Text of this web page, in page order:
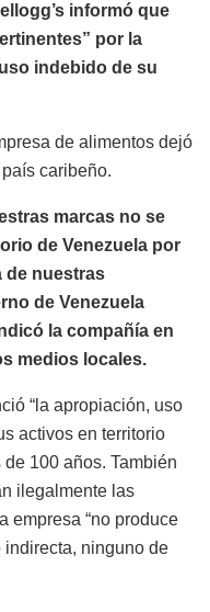
informó que
por la
indebido de su
de alimentos dejó
caribeño.
marcas no se
de Venezuela por
de nuestras
de Venezuela
la compañía en
medios locales.
“la apropiación, uso
activos en territorio
100 años. También
ilegalmente las
empresa “no produce
indirecta, ninguno de